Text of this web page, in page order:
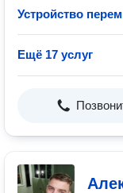
Устройство
Ещё 17 услуг